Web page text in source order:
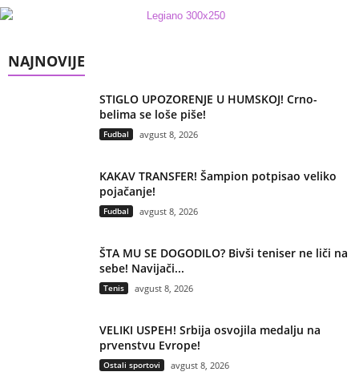
NAJNOVIJE
STIGLO UPOZORENJE U HUMSKOJ! Crno-
belima se loše piše!
Fudbal avgust 8, 2026
KAKAV TRANSFER! Šampion potpisao veliko
pojačanje!
Fudbal avgust 8, 2026
ŠTA MU SE DOGODILO? Bivši teniser ne liči na
sebe! Navijači...
Tenis avgust 8, 2026
VELIKI USPEH! Srbija osvojila medalju na
prvenstvu Evrope!
Ostali sportovi avgust 8, 2026